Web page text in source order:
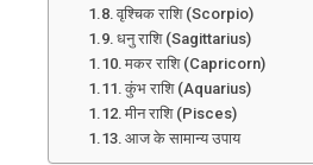
वृश्चिक राशि (Scorpio)
धनु राशि (Sagittarius)
मकर राशि (Capricorn)
कुंभ राशि (Aquarius)
मीन राशि (Pisces)
आज के सामान्य उपाय